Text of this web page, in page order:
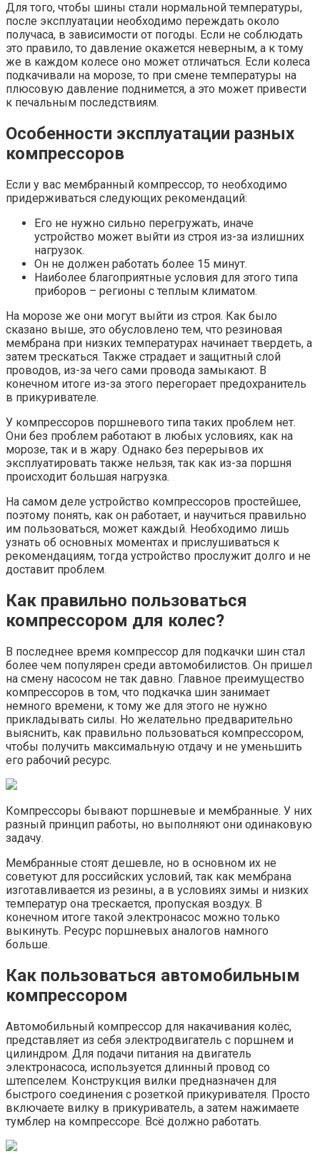
Для того, чтобы шины стали нормальной температуры,
после эксплуатации необходимо переждать около
получаса, в зависимости от погоды. Если не соблюдать
это правило, то давление окажется неверным, а к тому
же в каждом колесе оно может отличаться. Если колеса
подкачивали на морозе, то при смене температуры на
плюсовую давление поднимется, а это может привести
к печальным последствиям.
Особенности эксплуатации разных
компрессоров
Если у вас мембранный компрессор, то необходимо
придерживаться следующих рекомендаций:
Его не нужно сильно перегружать, иначе
устройство может выйти из строя из-за излишних
нагрузок.
Он не должен работать более 15 минут.
Наиболее благоприятные условия для этого типа
приборов – регионы с теплым климатом.
На морозе же они могут выйти из строя. Как было
сказано выше, это обусловлено тем, что резиновая
мембрана при низких температурах начинает твердеть, а
затем трескаться. Также страдает и защитный слой
проводов, из-за чего сами провода замыкают. В
конечном итоге из-за этого перегорает предохранитель
в прикуривателе.
У компрессоров поршневого типа таких проблем нет.
Они без проблем работают в любых условиях, как на
морозе, так и в жару. Однако без перерывов их
эксплуатировать также нельзя, так как из-за поршня
происходит большая нагрузка.
На самом деле устройство компрессоров простейшее,
поэтому понять, как он работает, и научиться правильно
им пользоваться, может каждый. Необходимо лишь
узнать об основных моментах и прислушиваться к
рекомендациям, тогда устройство прослужит долго и не
доставит проблем.
Как правильно пользоваться
компрессором для колес?
В последнее время компрессор для подкачки шин стал
более чем популярен среди автомобилистов. Он пришел
на смену насосом не так давно. Главное преимущество
компрессоров в том, что подкачка шин занимает
немного времени, к тому же для этого не нужно
прикладывать силы. Но желательно предварительно
выяснить, как правильно пользоваться компрессором,
чтобы получить максимальную отдачу и не уменьшить
его рабочий ресурс.
Компрессоры бывают поршневые и мембранные. У них
разный принцип работы, но выполняют они одинаковую
задачу.
Мембранные стоят дешевле, но в основном их не
советуют для российских условий, так как мембрана
изготавливается из резины, а в условиях зимы и низких
температур она трескается, пропуская воздух. В
конечном итоге такой электронасос можно только
выкинуть. Ресурс поршневых аналогов намного
больше.
Как пользоваться автомобильным
компрессором
Автомобильный компрессор для накачивания колёс,
представляет из себя электродвигатель с поршнем и
цилиндром. Для подачи питания на двигатель
электронасоса, используется длинный провод со
штепселем. Конструкция вилки предназначен для
быстрого соединения с розеткой прикуривателя. Просто
включаете вилку в прикуриватель, а затем нажимаете
тумблер на компрессоре. Всё должно работать.